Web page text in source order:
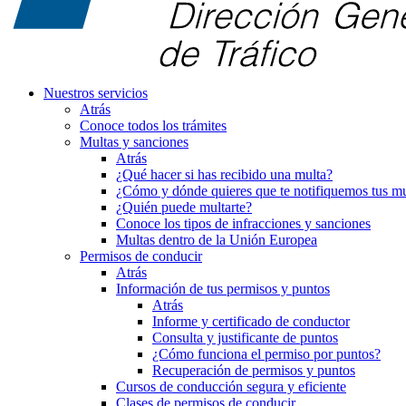
Nuestros servicios
Atrás
Conoce todos los trámites
Multas y sanciones
Atrás
¿Qué hacer si has recibido una multa?
¿Cómo y dónde quieres que te notifiquemos tus
¿Quién puede multarte?
Conoce los tipos de infracciones y sanciones
Multas dentro de la Unión Europea
Permisos de conducir
Atrás
Información de tus permisos y puntos
Atrás
Informe y certificado de conductor
Consulta y justificante de puntos
¿Cómo funciona el permiso por puntos?
Recuperación de permisos y puntos
Cursos de conducción segura y eficiente